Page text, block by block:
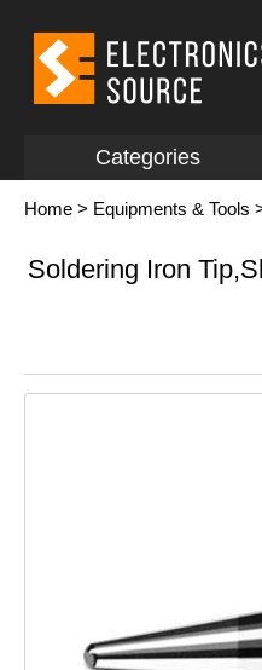
Categories
Home > Equipments & Tools
Soldering Iron